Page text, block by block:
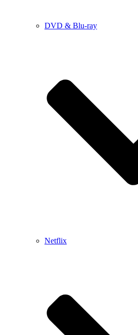
DVD & Blu-ray
Netflix